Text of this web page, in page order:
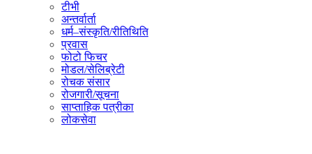
टीभी
अन्तर्वार्ता
धर्म–संस्कृति/रीतिथिति
प्रवास
फोटो फिचर
मोडल/सेलिब्रेटी
रोचक संसार
रोजगारी/सूचना
साप्ताहिक पत्रीका
लोकसेवा